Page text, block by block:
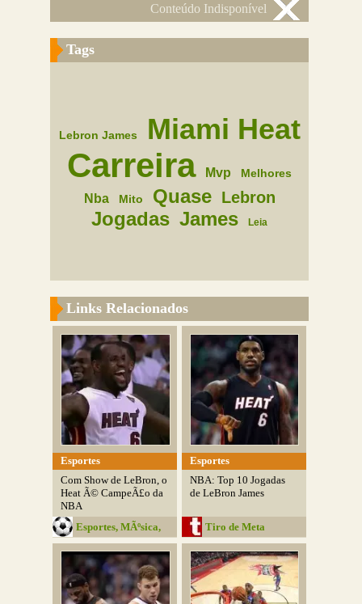
Conteúdo Indisponível
Tags
Lebron James Miami Heat
Carreira Mvp Melhores
Nba Mito Quase Lebron
Jogadas James Leia
Links Relacionados
Esportes
Com Show de LeBron, o
Heat Ã© CampeÃ£o da
NBA
Esportes, MÃºsica,
Livros...
Esportes
NBA: Top 10 Jogadas
de LeBron James
Tiro de Meta